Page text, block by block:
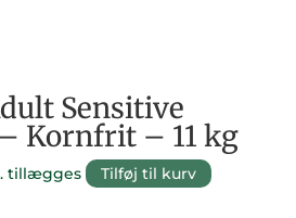
Sensitive
Kornfrit – 11 kg
tillægges Tilføj til kurv